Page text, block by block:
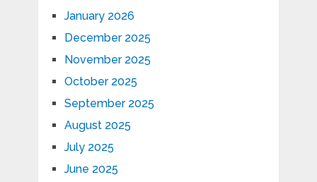
January 2026
December 2025
November 2025
October 2025
September 2025
August 2025
July 2025
June 2025